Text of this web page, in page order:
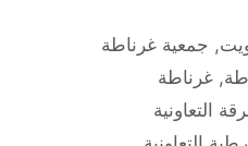
, جمعية غرناطة
,غرناطة
التعاونية